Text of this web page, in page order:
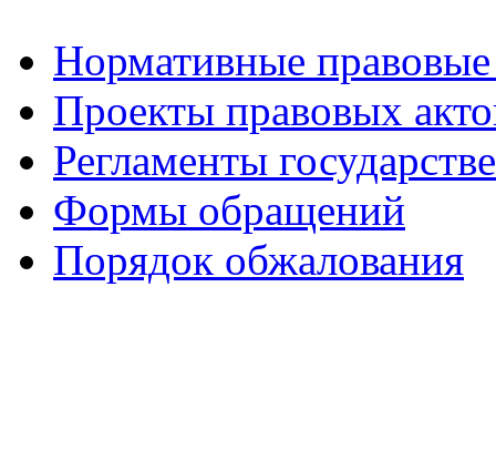
Нормативные
Проекты правовых
Регламенты
Формы обращений
Порядок обжалования